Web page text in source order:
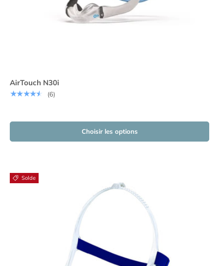
AirTouch N30i
★★★★★
(6)
Choisir les options
Solde